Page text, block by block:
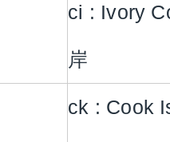
ci : Ivory
岸
ck : Cook